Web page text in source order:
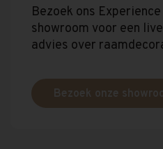
Bezoek ons
showroom voor een
advies over
Bezoek onze